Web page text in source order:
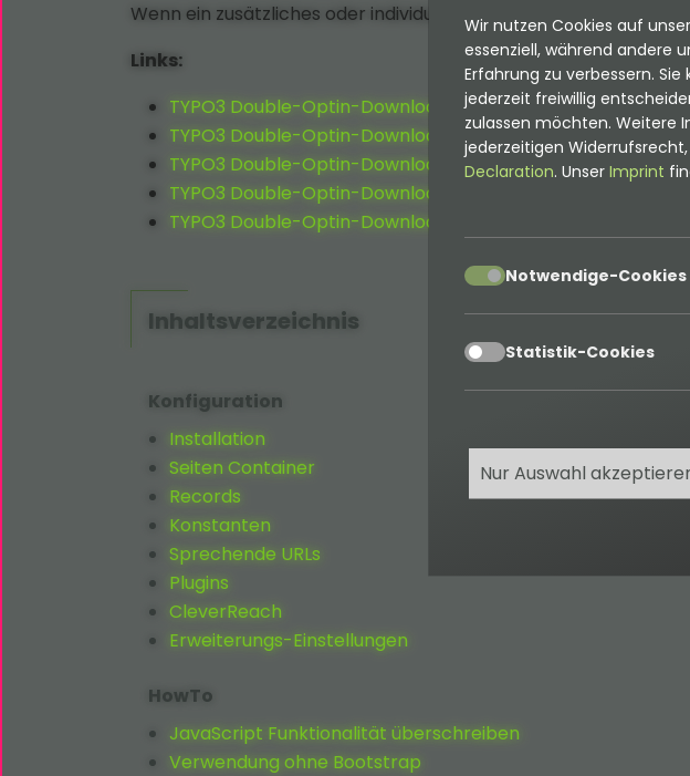
Wenn ein zusätzliches oder individuelles Feature benötigt wird -
Links:
TYPO3 Double-Optin-Download Dokumentation
TYPO3 Double-Optin-Download Bug-Tracker
TYPO3 Double-Optin-Download Repository
TYPO3 Double-Optin-Download Produktdetails
TYPO3 Double-Optin-Download Dokumentation
Inhaltsverzeichnis
Konfiguration
Installation
Seiten Container
Records
Konstanten
Sprechende URLs
Plugins
CleverReach
Erweiterungs-Einstellungen
HowTo
JavaScript Funktionalität überschreiben
Verwendung ohne Bootstrap
Wir nutzen Cookies auf
essenziell, während andere
Erfahrung zu verbessern. Sie
jederzeit freiwillig
zulassen möchten. Weitere
jederzeitigen
Declaration. Unser Imprint
acceptNotwendige-Cookies
acceptStatistik-Cookies
Nur Auswahl